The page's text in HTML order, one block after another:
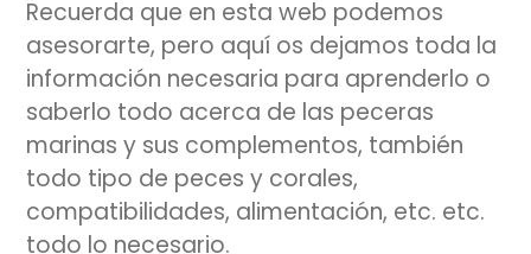
Recuerda que en esta web podemos
asesorarte, pero aquí os dejamos toda la
información necesaria para aprenderlo o
saberlo todo acerca de las peceras
marinas y sus complementos, también
todo tipo de peces y corales,
compatibilidades, alimentación, etc. etc.
todo lo necesario.